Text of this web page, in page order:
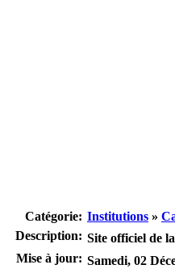
Catégorie: Institutions »
Description: Site officiel de
Mise à jour: Samedi, 02